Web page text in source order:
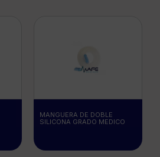
MANGUERA DE DOBLE
SILICONA GRADO MEDICO